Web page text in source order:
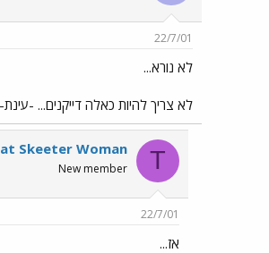
22/7/01
לא נורא...
לא צריך להיות כאלה דייקנים... -עינת-
T
Skeeter Woman
New member
22/7/01
אז...